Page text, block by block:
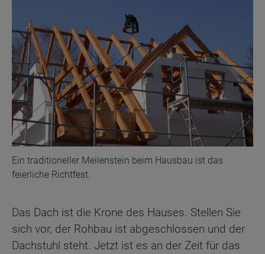
Ein traditioneller Meilenstein beim Hausbau ist das
feierliche Richtfest.
Das Dach ist die Krone des Hauses. Stellen Sie
sich vor, der Rohbau ist abgeschlossen und der
Dachstuhl steht. Jetzt ist es an der Zeit für das